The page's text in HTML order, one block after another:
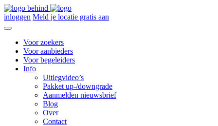
inloggen Meld je locatie gratis aan
Voor zoekers
Voor aanbieders
Voor begeleiders
Info
Uitlegvideo’s
Pakket up-/downgrade
Aanmelden nieuwsbrief
Blog
Over
Contact